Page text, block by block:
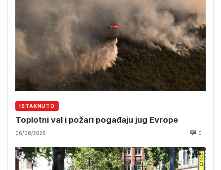
ISTAKNUTO
Toplotni val i požari pogađaju jug Evrope
06/08/2026 0